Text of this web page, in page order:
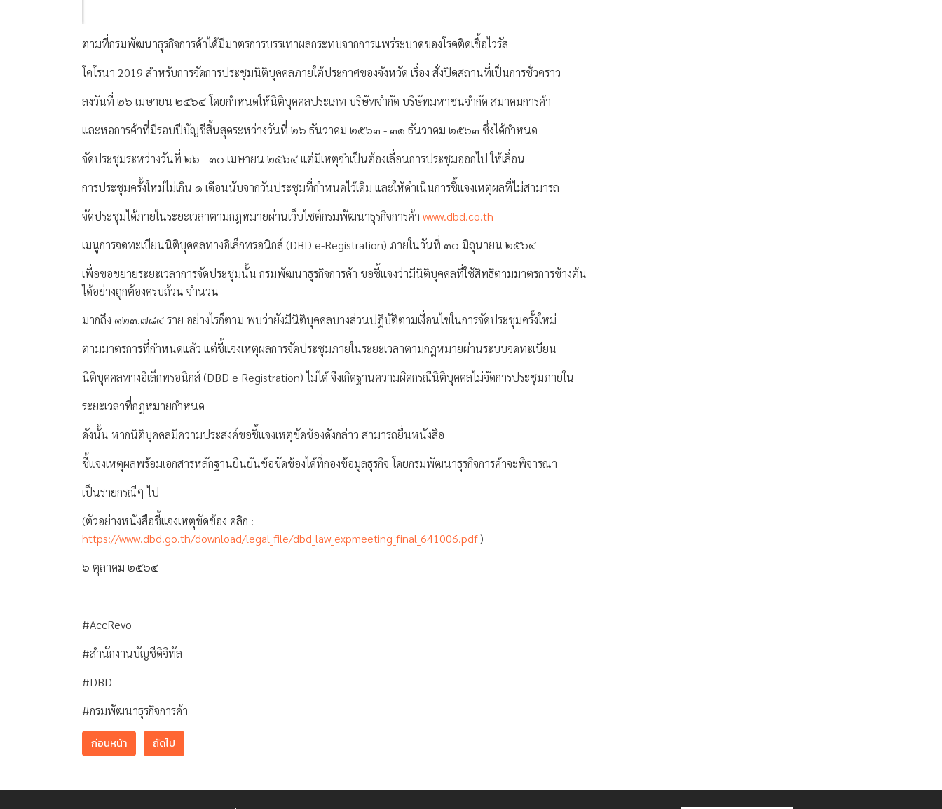
ตามที่กรมพัฒนาธุรกิจการค้าได้มีมาตรการบรรเทาผลกระทบจากการแพร่ระบาดของโรคติดเชื้อไวรัส
โคโรนา 2019 สำหรับการจัดการประชุมนิติบุคคลภายใต้ประกาศของจังหวัด เรื่อง สั่งปิดสถานที่เป็นการชั่วคราว
ลงวันที่ ๒๖ เมษายน ๒๕๖๔ โดยกำหนดให้นิติบุคคลประเภท บริษัทจำกัด บริษัทมหาชนจำกัด สมาคมการค้า
และหอการค้าที่มีรอบปีบัญชีสิ้นสุดระหว่างวันที่ ๒๖ ธันวาคม ๒๕๖๓ - ๓๑ ธันวาคม ๒๕๖๓ ซึ่งได้กำหนด
จัดประชุมระหว่างวันที่ ๒๖ - ๓๐ เมษายน ๒๕๖๔ แต่มีเหตุจำเป็นต้องเลื่อนการประชุมออกไป ให้เลื่อน
การประชุมครั้งใหม่ไม่เกิน ๑ เดือนนับจากวันประชุมที่กำหนดไว้เดิม และให้ดำเนินการชี้แจงเหตุผลที่ไม่สามารถ
จัดประชุมได้ภายในระยะเวลาตามกฎหมายผ่านเว็บไซต์กรมพัฒนาธุรกิจการค้า www.dbd.co.th
เมนูการจดทะเบียนนิติบุคคลทางอิเล็กทรอนิกส์ (DBD e-Registration) ภายในวันที่ ๓๐ มิถุนายน ๒๕๖๔
เพื่อขอขยายระยะเวลาการจัดประชุมนั้น กรมพัฒนาธุรกิจการค้า ขอชี้แจงว่ามีนิติบุคคลที่ใช้สิทธิตามมาตรการข้างต้น
ได้อย่างถูกต้องครบถ้วน จำนวน
มากถึง ๑๒๓.๗๘๔ ราย อย่างไรก็ตาม พบว่ายังมีนิติบุคคลบางส่วนปฏิบัติตามเงื่อนไขในการจัดประชุมครั้งใหม่
ตามมาตรการที่กำหนดแล้ว แต่ชี้แจงเหตุผลการจัดประชุมภายในระยะเวลาตามกฎหมายผ่านระบบจดทะเบียน
นิติบุคคลทางอิเล็กทรอนิกส์ (DBD e Registration) ไม่ได้ จึงเกิดฐานความผิดกรณีนิติบุคคลไม่จัดการประชุมภายใน
ระยะเวลาที่กฎหมายกำหนด
ดังนั้น หากนิติบุคคลมีความประสงค์ขอชี้แจงเหตุขัดข้องดังกล่าว สามารถยื่นหนังสือ
ชี้แจงเหตุผลพร้อมเอกสารหลักฐานยืนยันข้อขัดข้องได้ที่กองข้อมูลธุรกิจ โดยกรมพัฒนาธุรกิจการค้าจะพิจารณา
เป็นรายกรณีๆ ไป
(ตัวอย่างหนังสือชี้แจงเหตุขัดข้อง คลิก :
https://www.dbd.go.th/download/legal_file/dbd_law_expmeeting_final_641006.pdf)
๖ ตุลาคม ๒๕๖๔
#AccRevo
#สำนักงานบัญชีดิจิทัล
#DBD
#กรมพัฒนาธุรกิจการค้า
ก่อนหน้า ถัดไป